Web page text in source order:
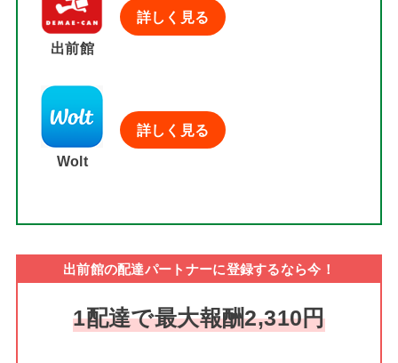
出前館
詳しく見る
Wolt
詳しく見る
出前館の配達パートナーに登録するなら今！
1配達で最大報酬2,310円